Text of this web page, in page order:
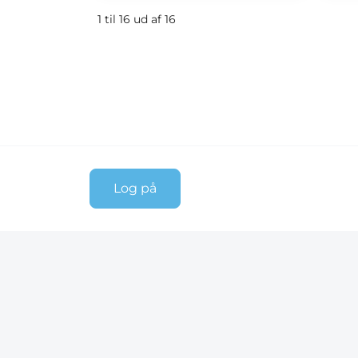
1 til 16 ud af 16
Log på